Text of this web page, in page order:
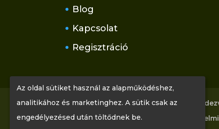
Blog
Kapcsolat
Regisztráció
Főoldal Tudástár Rólunk
Kapcsolat
Regisztráció
Az oldal sütiket használ az alapműködéshez,
analitikához és marketinghez. A sütik csak az
engedélyezésed után töltődnek be.